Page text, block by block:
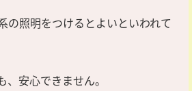
の照明をつけるとよいといわれて
、安心できません。